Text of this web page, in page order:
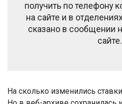
получить по телефону
на сайте и в
сказано в сообщении
сайте.
На сколько изменились